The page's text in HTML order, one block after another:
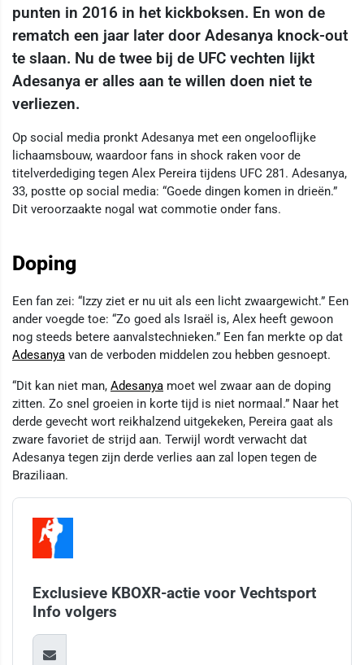
punten in 2016 in het kickboksen. En won de
rematch een jaar later door Adesanya knock-out
te slaan. Nu de twee bij de UFC vechten lijkt
Adesanya er alles aan te willen doen niet te
verliezen.
Op social media pronkt Adesanya met een ongelooflijke
lichaamsbouw, waardoor fans in shock raken voor de
titelverdediging tegen Alex Pereira tijdens UFC 281. Adesanya,
33, postte op social media: “Goede dingen komen in drieën.”
Dit veroorzaakte nogal wat commotie onder fans.
Doping
Een fan zei: “Izzy ziet er nu uit als een licht zwaargewicht.” Een
ander voegde toe: “Zo goed als Israël is, Alex heeft gewoon
nog steeds betere aanvalstechnieken.” Een fan merkte op dat
Adesanya van de verboden middelen zou hebben gesnoept.
“Dit kan niet man, Adesanya moet wel zwaar aan de doping
zitten. Zo snel groeien in korte tijd is niet normaal.” Naar het
derde gevecht wort reikhalzend uitgekeken, Pereira gaat als
zware favoriet de strijd aan. Terwijl wordt verwacht dat
Adesanya tegen zijn derde verlies aan zal lopen tegen de
Braziliaan.
Exclusieve KBOXR-actie voor Vechtsport
Info volgers